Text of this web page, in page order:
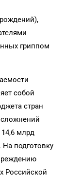
гриппом
собой
стран
млрд
подготовку
Российской